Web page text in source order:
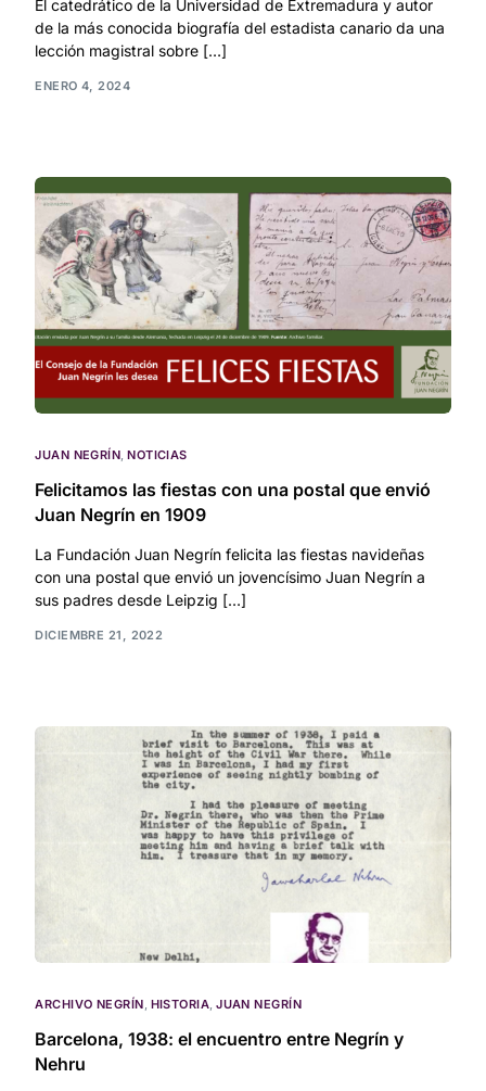
El catedrático de la Universidad de Extremadura y autor
de la más conocida biografía del estadista canario da una
lección magistral sobre […]
ENERO 4, 2024
JUAN NEGRÍN,NOTICIAS
Felicitamos las fiestas con una postal que envió
Juan Negrín en 1909
La Fundación Juan Negrín felicita las fiestas navideñas
con una postal que envió un jovencísimo Juan Negrín a
sus padres desde Leipzig […]
DICIEMBRE 21, 2022
ARCHIVO NEGRÍN, HISTORIA,JUAN NEGRÍN
Barcelona, 1938: el encuentro entre Negrín y
Nehru